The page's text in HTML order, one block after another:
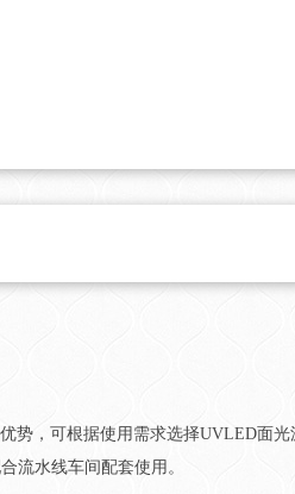
，可根据使用需求选择UVLED面
流水线车间配套使用。